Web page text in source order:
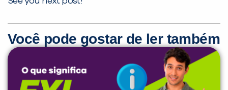
Você pode gostar de ler também